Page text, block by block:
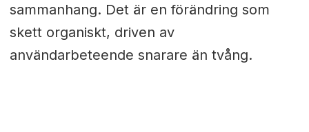
sammanhang. Det är en förändring som
skett organiskt, driven av
användarbeteende snarare än tvång.